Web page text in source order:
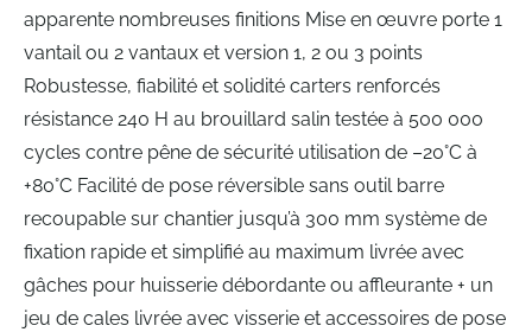
apparente nombreuses finitions Mise en œuvre porte 1
vantail ou 2 vantaux et version 1, 2 ou 3 points
Robustesse, fiabilité et solidité carters renforcés
résistance 240 H au brouillard salin testée à 500 000
cycles contre pêne de sécurité utilisation de –20°C à
+80°C Facilité de pose réversible sans outil barre
recoupable sur chantier jusqu’à 300 mm système de
fixation rapide et simplifié au maximum livrée avec
gâches pour huisserie débordante ou affleurante + un
jeu de cales livrée avec visserie et accessoires de pose